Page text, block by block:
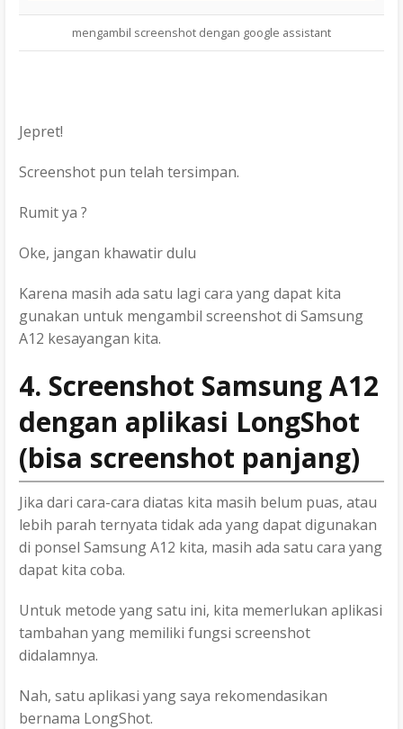
mengambil screenshot dengan google assistant
Jepret!
Screenshot pun telah tersimpan.
Rumit ya ?
Oke, jangan khawatir dulu
Karena masih ada satu lagi cara yang dapat kita
gunakan untuk mengambil screenshot di Samsung
A12 kesayangan kita.
4. Screenshot Samsung A12
dengan aplikasi LongShot
(bisa screenshot panjang)
Jika dari cara-cara diatas kita masih belum puas, atau
lebih parah ternyata tidak ada yang dapat digunakan
di ponsel Samsung A12 kita, masih ada satu cara yang
dapat kita coba.
Untuk metode yang satu ini, kita memerlukan aplikasi
tambahan yang memiliki fungsi screenshot
didalamnya.
Nah, satu aplikasi yang saya rekomendasikan
bernama LongShot.